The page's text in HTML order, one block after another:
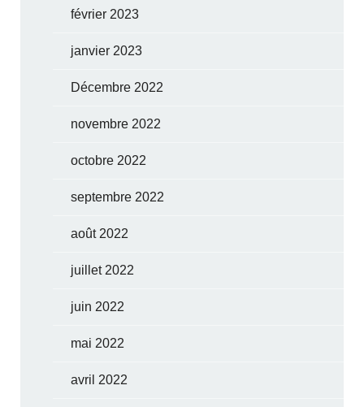
février 2023
janvier 2023
Décembre 2022
novembre 2022
octobre 2022
septembre 2022
août 2022
juillet 2022
juin 2022
mai 2022
avril 2022